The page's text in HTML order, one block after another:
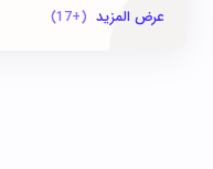
ألعاب الأندرويد